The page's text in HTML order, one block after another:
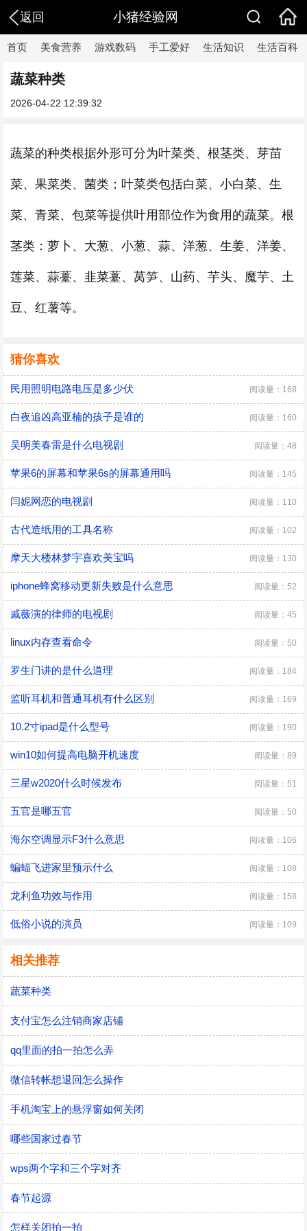
返回 小猪经验网
首页 美食营养 游戏数码 手工爱好 生活知识 生活百科
蔬菜种类
2026-04-22 12:39:32
蔬菜的种类根据外形可分为叶菜类、根茎类、芽苗
菜、果菜类、菌类；叶菜类包括白菜、小白菜、生
菜、青菜、包菜等提供叶用部位作为食用的蔬菜。根
茎类：萝卜、大葱、小葱、蒜、洋葱、生姜、洋姜、
莲菜、蒜薹、韭菜薹、莴笋、山药、芋头、魔芋、土
豆、红薯等。
猜你喜欢
民用照明电路电压是多少伏 阅读量：168
白夜追凶高亚楠的孩子是谁的 阅读量：160
吴明美春雷是什么电视剧 阅读量：48
苹果6的屏幕和苹果6s的屏幕通用吗 阅读量：145
闫妮网恋的电视剧 阅读量：110
古代造纸用的工具名称 阅读量：102
摩天大楼林梦宇喜欢美宝吗 阅读量：130
iphone蜂窝移动更新失败是什么意思 阅读量：52
戚薇演的律师的电视剧 阅读量：45
linux内存查看命令 阅读量：50
罗生门讲的是什么道理 阅读量：184
监听耳机和普通耳机有什么区别 阅读量：169
10.2寸ipad是什么型号 阅读量：190
win10如何提高电脑开机速度 阅读量：89
三星w2020什么时候发布 阅读量：51
五官是哪五官 阅读量：50
海尔空调显示F3什么意思 阅读量：106
蝙蝠飞进家里预示什么 阅读量：108
龙利鱼功效与作用 阅读量：158
低俗小说的演员 阅读量：109
相关推荐
蔬菜种类
支付宝怎么注销商家店铺
qq里面的拍一拍怎么弄
微信转帐想退回怎么操作
手机淘宝上的悬浮窗如何关闭
哪些国家过春节
wps两个字和三个字对齐
春节起源
怎样关闭拍一拍